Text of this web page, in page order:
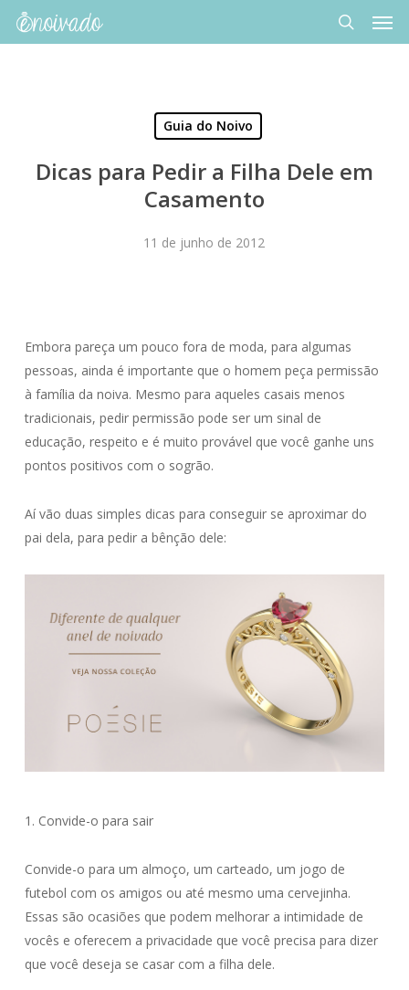
Skip
search
Guia do Noivo
Dicas para Pedir a Filha Dele em
Casamento
11 de junho de 2012
Embora pareça um pouco fora de moda, para algumas
pessoas, ainda é importante que o homem peça permissão
à família da noiva. Mesmo para aqueles casais menos
tradicionais, pedir permissão pode ser um sinal de
educação, respeito e é muito provável que você ganhe uns
pontos positivos com o sogrão.
Aí vão duas simples dicas para conseguir se aproximar do
pai dela, para pedir a bênção dele:
1. Convide-o para sair
Convide-o para um almoço, um carteado, um jogo de
futebol com os amigos ou até mesmo uma cervejinha.
Essas são ocasiões que podem melhorar a intimidade de
vocês e oferecem a privacidade que você precisa para dizer
que você deseja se casar com a filha dele.